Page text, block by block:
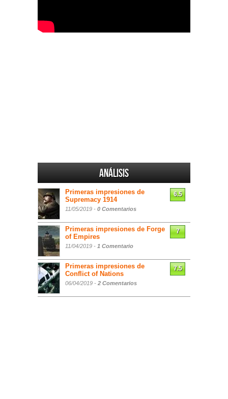
Análisis
Primeras impresiones de
Supremacy 1914
11/05/2019 - 0 Comentarios
6.5
Primeras impresiones de Forge
of Empires
11/04/2019 - 1 Comentario
7
Primeras impresiones de
Conflict of Nations
06/04/2019 - 2 Comentarios
7.5